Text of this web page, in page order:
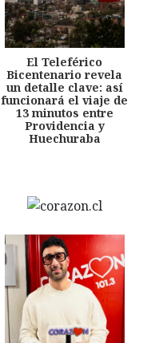
El Teleférico
Bicentenario revela
un detalle clave: así
funcionará el viaje de
13 minutos entre
Providencia y
Huechuraba